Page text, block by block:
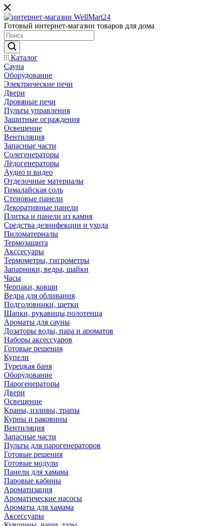
Готовый интернет-магазин товаров для дома
Каталог
Сауна
Оборудование
Электрические печи
Двери
Дровяные печи
Пульты управления
Защитные ограждения
Освещение
Вентиляция
Запасные части
Солегенераторы
Лёдогенераторы
Аудио и видео
Отделочные материалы
Гималайская соль
Стеновые панели
Декоративные панели
Плитка и панели из камня
Средства дезинфекции и ухода
Пиломатериалы
Термозащита
Аксcесуары
Термометры, гигрометры
Запарники, ведра, шайки
Часы
Черпаки, ковши
Ведра для обливания
Подголовники, щетки
Шапки, рукавицы,полотенца
Ароматы для сауны
Дозаторы воды, пара и ароматов
Наборы аксессуаров
Готовые решения
Купели
Турецкая баня
Оборудование
Парогенераторы
Двери
Освещение
Краны, изливы, трапы
Курны и раковины
Вентиляция
Запасные части
Пульты для парогенераторов
Готовые решения
Готовые модули
Панели для хамама
Паровые кабины
Ароматизация
Ароматические насосы
Ароматы для хамама
Аксессуары